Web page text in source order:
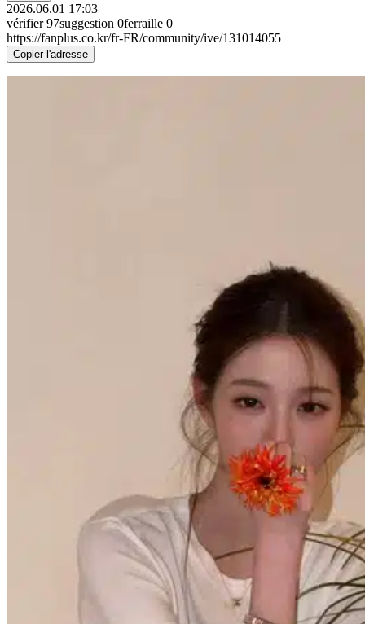
2026.06.01 17:03
vérifier 97suggestion 0ferraille 0
https://fanplus.co.kr/fr-FR/community/ive/131014055
Copier l'adresse